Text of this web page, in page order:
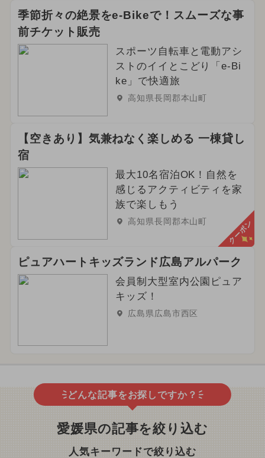
季節折々の絶景をe-Bikeで！スムーズな事
前チケット販売
スポーツ自転車と電動アシ
ストのイイとこどり「e-Bi
ke」で快適旅
高知県長岡郡本山町
【空きあり】気兼ねなく楽しめる 一棟貸し
宿
最大10名宿泊OK！自然を
感じるアクティビティを家
族で楽しもう
高知県長岡郡本山町 クーポン
ピュアハートキッズランド広島アルパーク
会員制大型室内公園ピュア
キッズ！
広島県広島市西区
どんな記事をお探しですか？
愛媛県の記事を絞り込む
人気キーワードで絞り込む